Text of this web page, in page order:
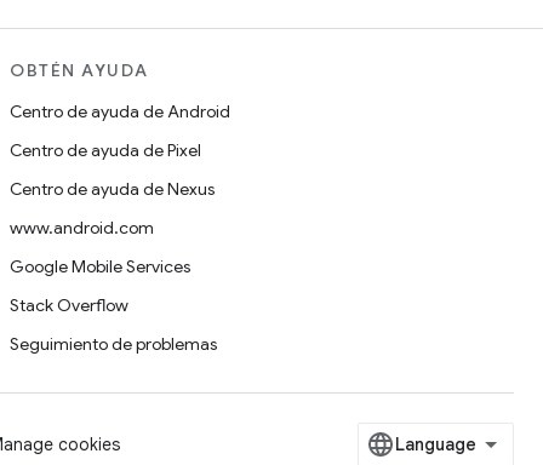
OBTÉN AYUDA
Centro de ayuda de Android
Centro de ayuda de Pixel
Centro de ayuda de Nexus
www.android.com
Google Mobile Services
Stack Overflow
Seguimiento de problemas
cookies